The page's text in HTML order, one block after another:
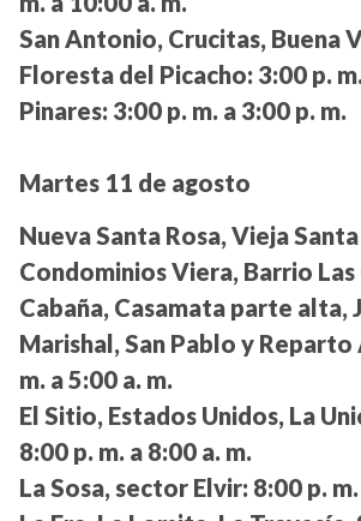
San Antonio, Crucitas, Buena
Floresta del Picacho: 3:00 p.
Pinares: 3:00 p. m. a 3:00 p. m.
Martes 11 de agosto
Nueva Santa Rosa, Vieja Santa
Condominios Viera, Barrio Las
Cabaña, Casamata parte alta,
Marishal, San Pablo y Reparto
m. a 5:00 a. m.
El Sitio, Estados Unidos, La
8:00 p. m. a 8:00 a. m.
La Sosa, sector Elvir: 8:00 p.